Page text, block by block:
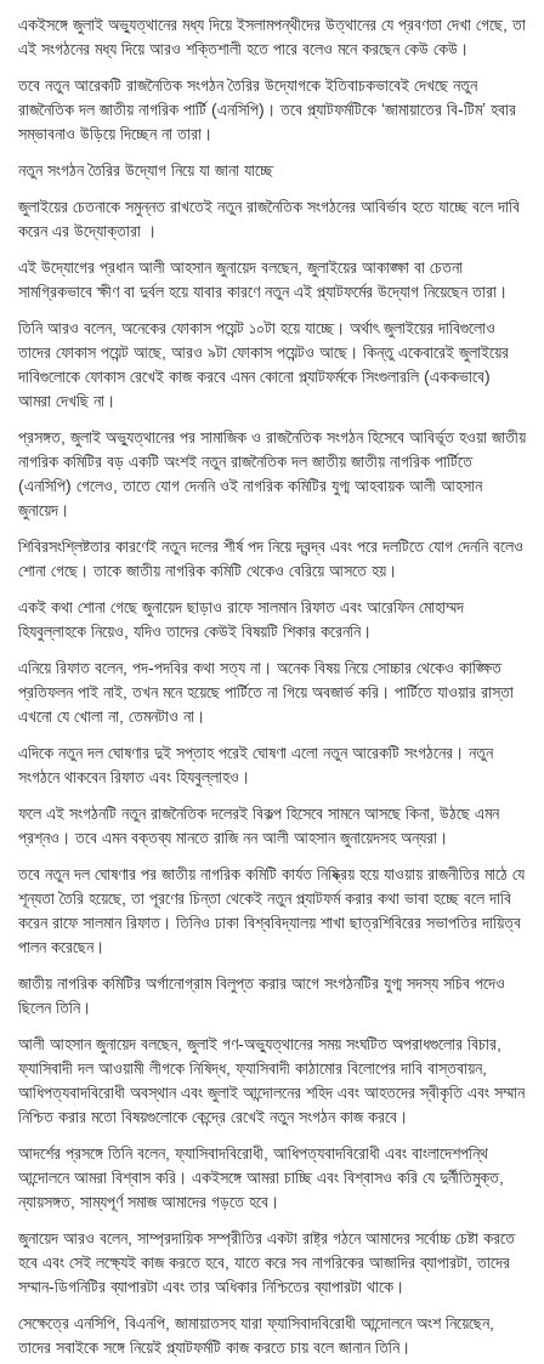
একইসঙ্গে জুলাই অভ্যুত্থানের মধ্য দিয়ে ইসলামপন্থীদের উত্থানের যে প্রবণতা দেখা গেছে, তা
এই সংগঠনের মধ্য দিয়ে আরও শক্তিশালী হতে পারে বলেও মনে করছেন কেউ কেউ।
তবে নতুন আরেকটি রাজনৈতিক সংগঠন তৈরির উদ্যোগকে ইতিবাচকভাবেই দেখছে নতুন
রাজনৈতিক দল জাতীয় নাগরিক পার্টি (এনসিপি)। তবে প্ল্যাটফর্মটিকে ‘জামায়াতের বি-টিম’ হবার
সম্ভাবনাও উড়িয়ে দিচ্ছেন না তারা।
নতুন সংগঠন তৈরির উদ্যোগ নিয়ে যা জানা যাচ্ছে
জুলাইয়ের চেতনাকে সমুন্নত রাখতেই নতুন রাজনৈতিক সংগঠনের আবির্ভাব হতে যাচ্ছে বলে দাবি
করেন এর উদ্যোক্তারা ।
এই উদ্যোগের প্রধান আলী আহসান জুনায়েদ বলছেন, জুলাইয়ের আকাঙ্ক্ষা বা চেতনা
সামগ্রিকভাবে ক্ষীণ বা দুর্বল হয়ে যাবার কারণে নতুন এই প্ল্যাটফর্মের উদ্যোগ নিয়েছেন তারা।
তিনি আরও বলেন, অনেকের ফোকাস পয়েন্ট ১০টা হয়ে যাচ্ছে। অর্থাৎ জুলাইয়ের দাবিগুলোও
তাদের ফোকাস পয়েন্ট আছে, আরও ৯টা ফোকাস পয়েন্টও আছে। কিন্তু একেবারেই জুলাইয়ের
দাবিগুলোকে ফোকাস রেখেই কাজ করবে এমন কোনো প্ল্যাটফর্মকে সিংগুলারলি (এককভাবে)
আমরা দেখছি না।
প্রসঙ্গত, জুলাই অভ্যুত্থানের পর সামাজিক ও রাজনৈতিক সংগঠন হিসেবে আবির্ভূত হওয়া জাতীয়
নাগরিক কমিটির বড় একটি অংশই নতুন রাজনৈতিক দল জাতীয় জাতীয় নাগরিক পার্টিতে
(এনসিপি) গেলেও, তাতে যোগ দেননি ওই নাগরিক কমিটির যুগ্ম আহবায়ক আলী আহসান
জুনায়েদ।
শিবিরসংশ্লিষ্টতার কারণেই নতুন দলের শীর্ষ পদ নিয়ে দ্বন্দ্ব এবং পরে দলটিতে যোগ দেননি বলেও
শোনা গেছে। তাকে জাতীয় নাগরিক কমিটি থেকেও বেরিয়ে আসতে হয়।
একই কথা শোনা গেছে জুনায়েদ ছাড়াও রাফে সালমান রিফাত এবং আরেফিন মোহাম্মদ
হিযবুল্লাহকে নিয়েও, যদিও তাদের কেউই বিষয়টি শিকার করেননি।
এনিয়ে রিফাত বলেন, পদ-পদবির কথা সত্য না। অনেক বিষয় নিয়ে সোচ্চার থেকেও কাঙ্ক্ষিত
প্রতিফলন পাই নাই, তখন মনে হয়েছে পার্টিতে না গিয়ে অবজার্ভ করি। পার্টিতে যাওয়ার রাস্তা
এখনো যে খোলা না, তেমনটাও না।
এদিকে নতুন দল ঘোষণার দুই সপ্তাহ পরেই ঘোষণা এলো নতুন আরেকটি সংগঠনের। নতুন
সংগঠনে থাকবেন রিফাত এবং হিযবুল্লাহও।
ফলে এই সংগঠনটি নতুন রাজনৈতিক দলেরই বিকল্প হিসেবে সামনে আসছে কিনা, উঠছে এমন
প্রশ্নও। তবে এমন বক্তব্য মানতে রাজি নন আলী আহসান জুনায়েদসহ অন্যরা।
তবে নতুন দল ঘোষণার পর জাতীয় নাগরিক কমিটি কার্যত নিষ্ক্রিয় হয়ে যাওয়ায় রাজনীতির মাঠে যে
শূন্যতা তৈরি হয়েছে, তা পূরণের চিন্তা থেকেই নতুন প্ল্যাটফর্ম করার কথা ভাবা হচ্ছে বলে দাবি
করেন রাফে সালমান রিফাত। তিনিও ঢাকা বিশ্ববিদ্যালয় শাখা ছাত্রশিবিরের সভাপতির দায়িত্ব
পালন করেছেন।
জাতীয় নাগরিক কমিটির অর্গানোগ্রাম বিলুপ্ত করার আগে সংগঠনটির যুগ্ম সদস্য সচিব পদেও
ছিলেন তিনি।
আলী আহসান জুনায়েদ বলছেন, জুলাই গণ-অভ্যুত্থানের সময় সংঘটিত অপরাধগুলোর বিচার,
ফ্যাসিবাদী দল আওয়ামী লীগকে নিষিদ্ধ, ফ্যাসিবাদী কাঠামোর বিলোপের দাবি বাস্তবায়ন,
আধিপত্যবাদবিরোধী অবস্থান এবং জুলাই আন্দোলনের শহিদ এবং আহতদের স্বীকৃতি এবং সম্মান
নিশ্চিত করার মতো বিষয়গুলোকে কেন্দ্রে রেখেই নতুন সংগঠন কাজ করবে।
আদর্শের প্রসঙ্গে তিনি বলেন, ফ্যাসিবাদবিরোধী, আধিপত্যবাদবিরোধী এবং বাংলাদেশপন্থি
আন্দোলনে আমরা বিশ্বাস করি। একইসঙ্গে আমরা চাচ্ছি এবং বিশ্বাসও করি যে দুর্নীতিমুক্ত,
ন্যায়সঙ্গত, সাম্যপূর্ণ সমাজ আমাদের গড়তে হবে।
জুনায়েদ আরও বলেন, সাম্প্রদায়িক সম্প্রীতির একটা রাষ্ট্র গঠনে আমাদের সর্বোচ্চ চেষ্টা করতে
হবে এবং সেই লক্ষ্যেই কাজ করতে হবে, যাতে করে সব নাগরিকের আজাদির ব্যাপারটা, তাদের
সম্মান-ডিগনিটির ব্যাপারটা এবং তার অধিকার নিশ্চিতের ব্যাপারটা থাকে।
সেক্ষেত্রে এনসিপি, বিএনপি, জামায়াতসহ যারা ফ্যাসিবাদবিরোধী আন্দোলনে অংশ নিয়েছেন,
তাদের সবাইকে সঙ্গে নিয়েই প্ল্যাটফর্মটি কাজ করতে চায় বলে জানান তিনি।